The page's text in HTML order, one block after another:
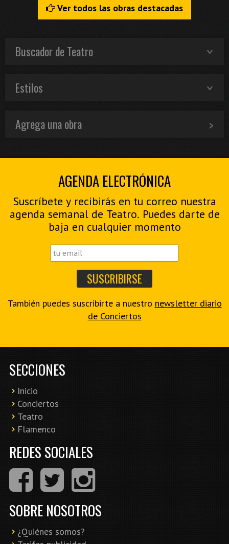
Ver todos las obras destacadas
Buscador de Teatro
Estilos
Agrega una obra
AGENDA ELECTRÓNICA
Suscríbete y recibirás en tu correo nuestra
agenda semanal de Teatro. Puedes darte de
baja en cualquier momento
También puedes suscribirte a nuestro newsletter diario
de Conciertos
SECCIONES
Inicio
Conciertos
Teatro
Flamenco
REDES SOCIALES
SOBRE NOSOTROS
¿Quiénes somos?